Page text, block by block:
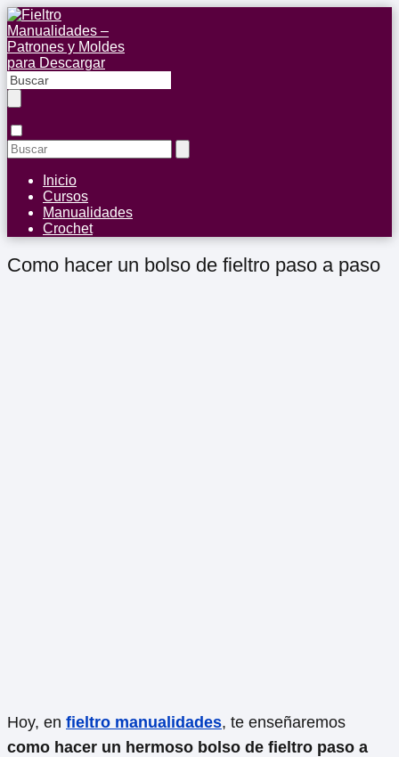
Inicio
Cursos
Manualidades
Crochet
Como hacer un bolso de fieltro paso a paso
Hoy, en fieltro manualidades, te enseñaremos
como hacer un hermoso bolso de fieltro paso a